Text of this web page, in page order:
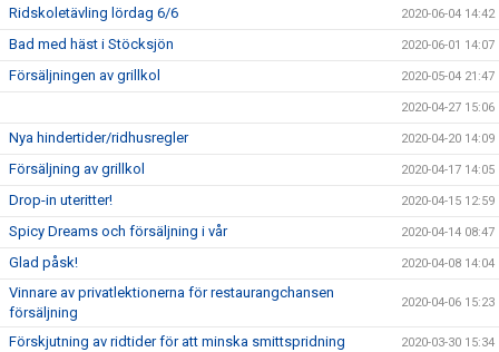
Ridskoletävling lördag 6/6 2020-06-04 14:42
Bad med häst i Stöcksjön 2020-06-01 14:07
Försäljningen av grillkol 2020-05-04 21:47
2020-04-27 15:06
Nya hindertider/ridhusregler 2020-04-20 14:09
Försäljning av grillkol 2020-04-17 14:05
Drop-in uteritter! 2020-04-15 12:59
Spicy Dreams och försäljning i vår 2020-04-14 08:47
Glad påsk! 2020-04-08 14:04
Vinnare av privatlektionerna för restaurangchansen
försäljning
2020-04-06 15:23
Förskjutning av ridtider för att minska smittspridning 2020-03-30 15:34